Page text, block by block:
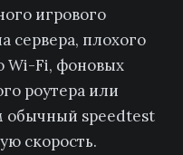
игрового
сервера, плохого
Wi-Fi, фоновых
роутера или
обычный speedtest
скорость.